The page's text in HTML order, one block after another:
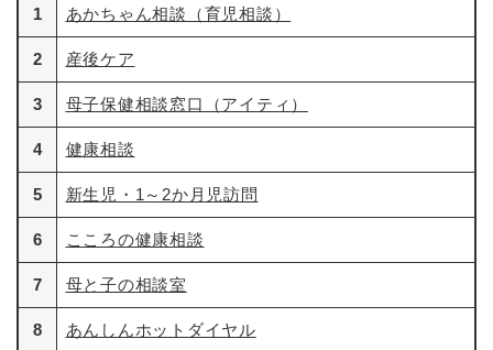
1 あかちゃん相談（育児相談）
2 産後ケア
3 母子保健相談窓口（アイティ）
4 健康相談
5 新生児・1～2か月児訪問
6 こころの健康相談
7 母と子の相談室
8 あんしんホットダイヤル